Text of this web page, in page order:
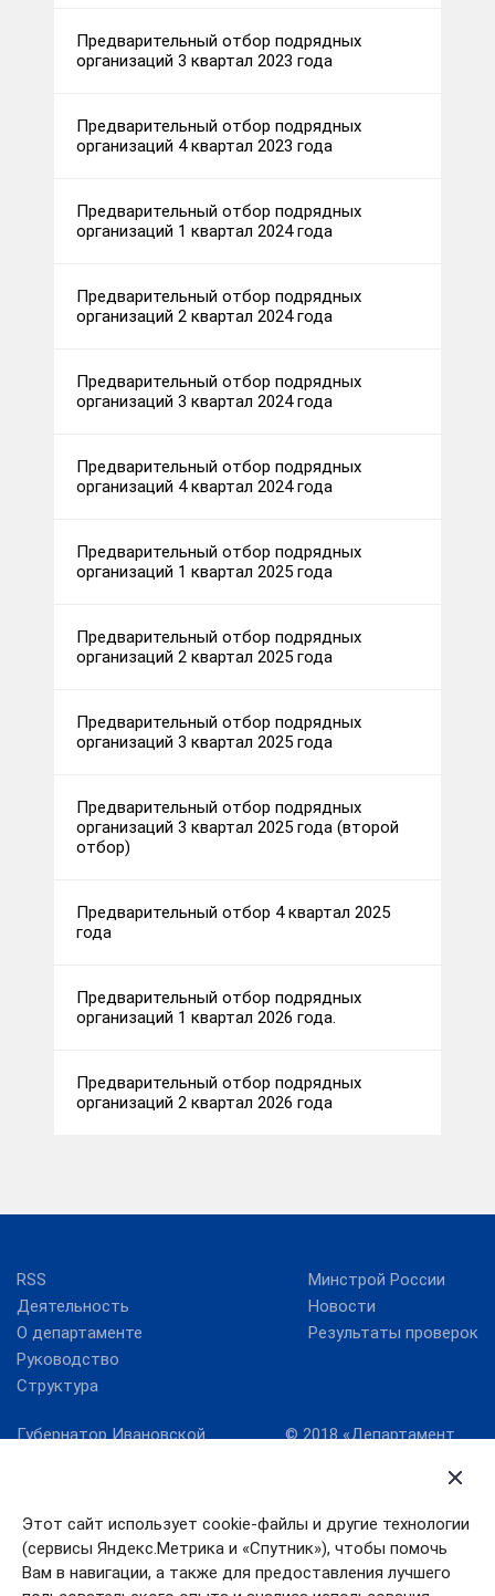
Этот сайт использует cookie-файлы и другие технологии
(сервисы Яндекс.Метрика и «Спутник»), чтобы помочь
Вам в навигации, а также для предоставления лучшего
Предварительный отбор подрядных
организаций 3 квартал 2023 года
Предварительный отбор подрядных
организаций 4 квартал 2023 года
Предварительный отбор подрядных
организаций 1 квартал 2024 года
Предварительный отбор подрядных
организаций 2 квартал 2024 года
Предварительный отбор подрядных
организаций 3 квартал 2024 года
Предварительный отбор подрядных
организаций 4 квартал 2024 года
Предварительный отбор подрядных
организаций 1 квартал 2025 года
Предварительный отбор подрядных
организаций 2 квартал 2025 года
Предварительный отбор подрядных
организаций 3 квартал 2025 года
Предварительный отбор подрядных
организаций 3 квартал 2025 года (второй
отбор)
Предварительный отбор 4 квартал 2025
года
Предварительный отбор подрядных
организаций 1 квартал 2026 года.
Предварительный отбор подрядных
организаций 2 квартал 2026 года
RSS
Деятельность
О департаменте
Руководство
Структура
Минстрой России
Новости
Результаты проверок
Губернатор Ивановской
Ивановской области
Служба
государственной
© 2018 «Департамент
области» официальный